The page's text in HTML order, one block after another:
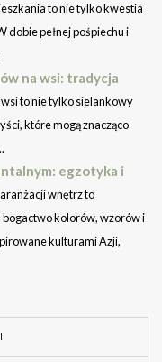
to nie tylko kwestia
dobie pełnej pośpiechu i
na wsi: tradycja
to nie tylko sielankowy
które mogą znacząco
egzotyka i
wnętrz to
bogactwo kolorów, wzorów i
kulturami Azji,